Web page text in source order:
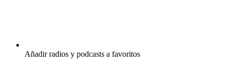
Añadir radios y podcasts a favoritos